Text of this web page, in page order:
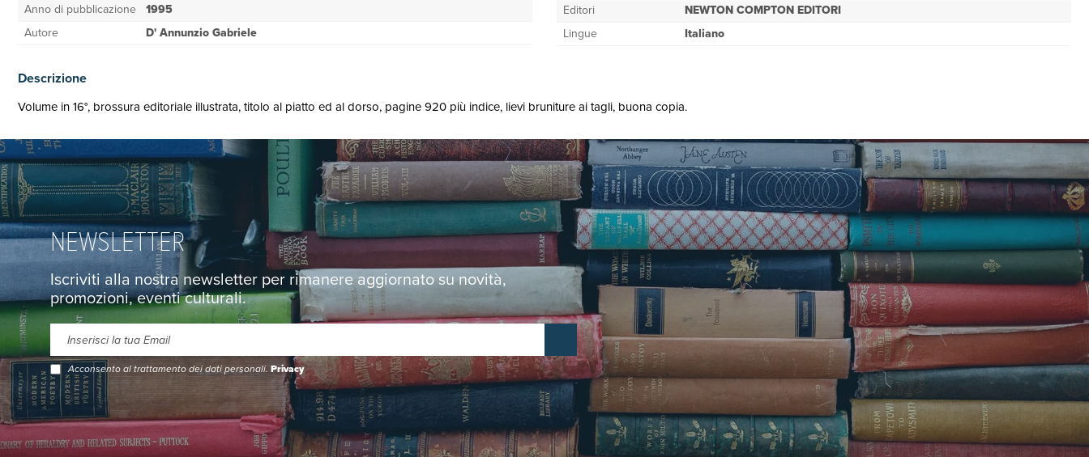
Anno di pubblicazione 1995
Autore
D' Annunzio Gabriele
Editori
NEWTON COMPTON EDITORI
Lingue
Italiano
Descrizione
Volume in 16°, brossura editoriale illustrata, titolo al piatto ed al dorso, pagine 920 più indice, lievi bruniture ai tagli, buona copia.
NEWSLETTER
Iscriviti alla nostra newsletter per rimanere aggiornato su novità,
promozioni, eventi culturali.
Acconsento al trattamento dei dati personali.Privacy